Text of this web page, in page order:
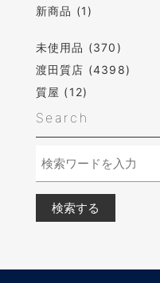
新商品 (1)
未使用品 (370)
渡田質店 (4398)
質屋 (12)
Search